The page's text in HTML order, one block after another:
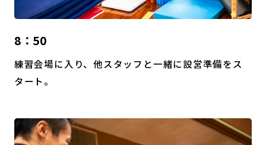
8：50
練習会場に入り、他スタッフと一緒に設営準備をス
タート。